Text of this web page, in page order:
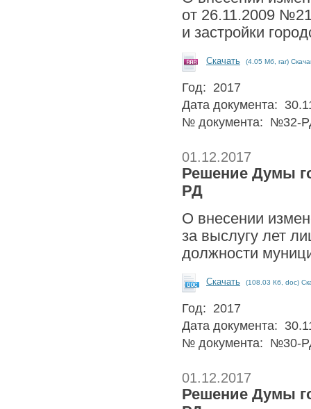
от 26.11.2009
и застройки
Скачать (4.05 Мб, rar)
Год: 2017
Дата документа:
№ документа: №32-
01.12.2017
Решение Думы
РД
О внесении
за выслугу лет
должности
Скачать (108.03 Кб, doc)
Год: 2017
Дата документа:
№ документа: №30-
01.12.2017
Решение Думы